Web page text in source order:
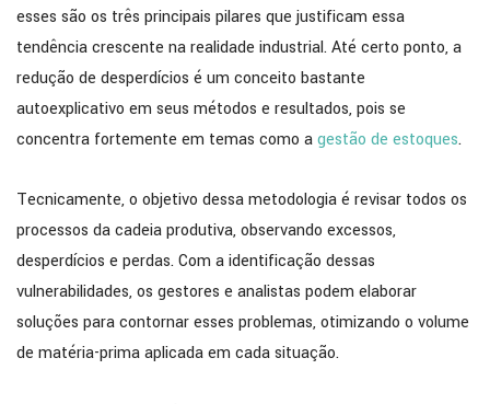
esses são os três principais pilares que justificam essa
tendência crescente na realidade industrial. Até certo ponto, a
redução de desperdícios é um conceito bastante
autoexplicativo em seus métodos e resultados, pois se
concentra fortemente em temas como agestão de estoques.
Tecnicamente, o objetivo dessa metodologia é revisar todos os
processos da cadeia produtiva, observando excessos,
desperdícios e perdas. Com a identificação dessas
vulnerabilidades, os gestores e analistas podem elaborar
soluções para contornar esses problemas, otimizando o volume
de matéria-prima aplicada em cada situação.